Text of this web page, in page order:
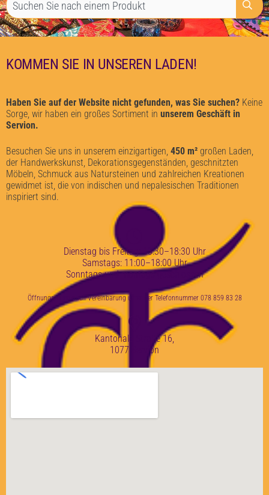
KOMMEN SIE IN UNSEREN LADEN!
Haben Sie auf der Website nicht gefunden, was Sie suchen? Keine
Sorge, wir haben ein großes Sortiment in unserem Geschäft in
Servion.
Besuchen Sie uns in unserem einzigartigen, 450 m² großen Laden,
der Handwerkskunst, Dekorationsgegenständen, geschnitzten
Möbeln, Schmuck aus Natursteinen und zahlreichen Kreationen
gewidmet ist, die von indischen und nepalesischen Traditionen
inspiriert sind.
Dienstag bis Freitag: 13:30–18:30 Uhr
Samstags: 11:00–18:00 Uhr
Sonntags und montags geschlossen
Öffnungszeiten nach Vereinbarung unter der Telefonnummer 078 859 83 28
Kantonale Straße 16,
1077 Servion